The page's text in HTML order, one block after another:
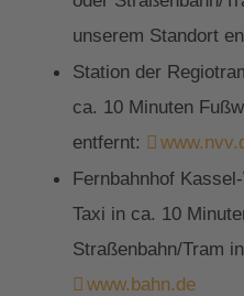
unserem Standort
Station der
ca. 10 Minuten
entfernt:
Fernbahnhof
Taxi in ca. 10
Straßenbahn/Tram
www.bahn.de